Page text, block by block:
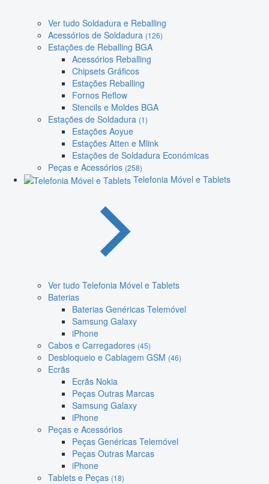
Ver tudo Soldadura e Reballing
Acessórios de Soldadura (126)
Estações de Reballing BGA
Acessórios Reballing
Chipsets Gráficos
Estações Reballing
Fornos Reflow
Stencils e Moldes BGA
Estações de Soldadura (1)
Estações Aoyue
Estações Atten e Mlink
Estações de Soldadura Económicas
Peças e Acessórios (258)
Telefonia Móvel e Tablets
Ver tudo Telefonia Móvel e Tablets
Baterias
Baterias Genéricas Telemóvel
Samsung Galaxy
iPhone
Cabos e Carregadores (45)
Desbloqueio e Cablagem GSM (46)
Ecrãs
Ecrãs Nokia
Peças Outras Marcas
Samsung Galaxy
iPhone
Peças e Acessórios
Peças Genéricas Telemóvel
Peças Outras Marcas
iPhone
Tablets e Peças (18)